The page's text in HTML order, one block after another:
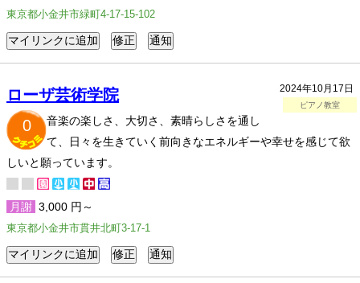
東京都小金井市緑町4-17-15-102
2024年10月17日
ピアノ教室
ローザ芸術学院
0
音楽の楽しさ、大切さ、素晴らしさを通し
て、日々を生きていく前向きなエネルギーや幸せを感じて欲
しいと願っています。
月謝 3,000 円～
東京都小金井市貫井北町3-17-1